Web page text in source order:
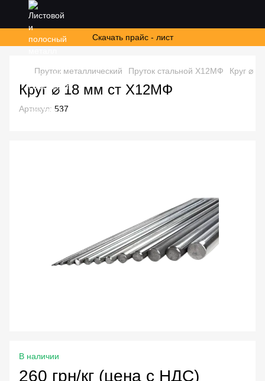
Скачать прайс - лист
Пруток металлический Пруток стальной Х12МФ Круг ⌀
Круг ⌀ 18 мм ст Х12МФ
Артикул: 537
В наличии
260 грн/кг (цена с НДС)